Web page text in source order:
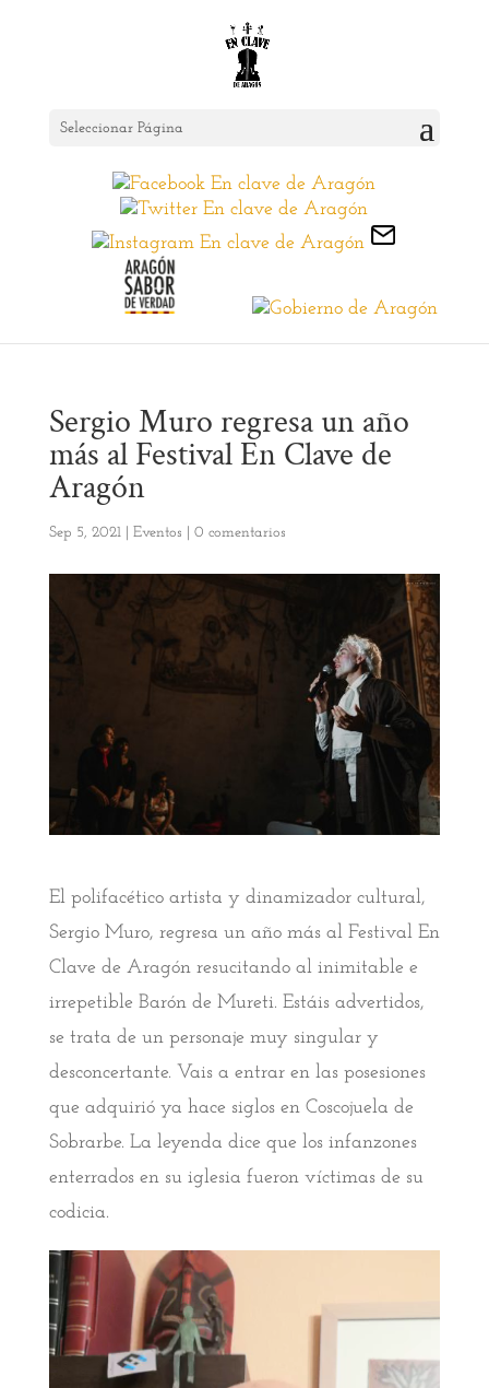
Seleccionar Página
Sergio Muro regresa un año
más al Festival En Clave de
Aragón
Sep 5, 2021| Eventos 0 comentarios
El polifacético artista y dinamizador cultural,
Sergio Muro, regresa un año más al Festival En
Clave de Aragón resucitando al inimitable e
irrepetible Barón de Mureti. Estáis advertidos,
se trata de un personaje muy singular y
desconcertante. Vais a entrar en las posesiones
que adquirió ya hace siglos en Coscojuela de
Sobrarbe. La leyenda dice que los infanzones
enterrados en su iglesia fueron víctimas de su
codicia.